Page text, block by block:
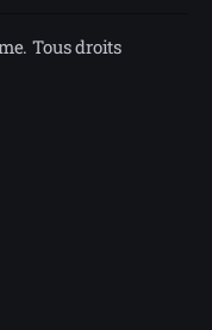
Tous droits